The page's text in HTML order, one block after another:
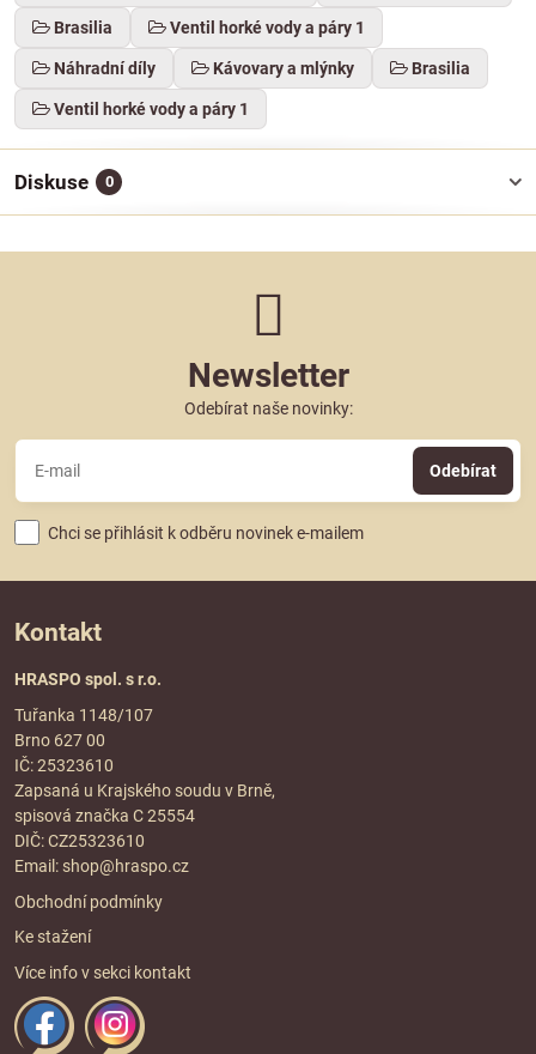
Brasilia Ventil horké vody a páry 1
Náhradní díly Kávovary a mlýnky Brasilia
Ventil horké vody a páry 1
Diskuse 0
Newsletter
Odebírat naše novinky:
Odebírat
Chci se přihlásit k odběru novinek e-mailem
Kontakt
HRASPO spol. s r.o.
Tuřanka 1148/107
Brno 627 00
IČ: 25323610
Zapsaná u Krajského soudu v Brně,
spisová značka C 25554
DIČ: CZ25323610
Email: shop@hraspo.cz
Obchodní podmínky
Ke stažení
Více info v sekci kontakt